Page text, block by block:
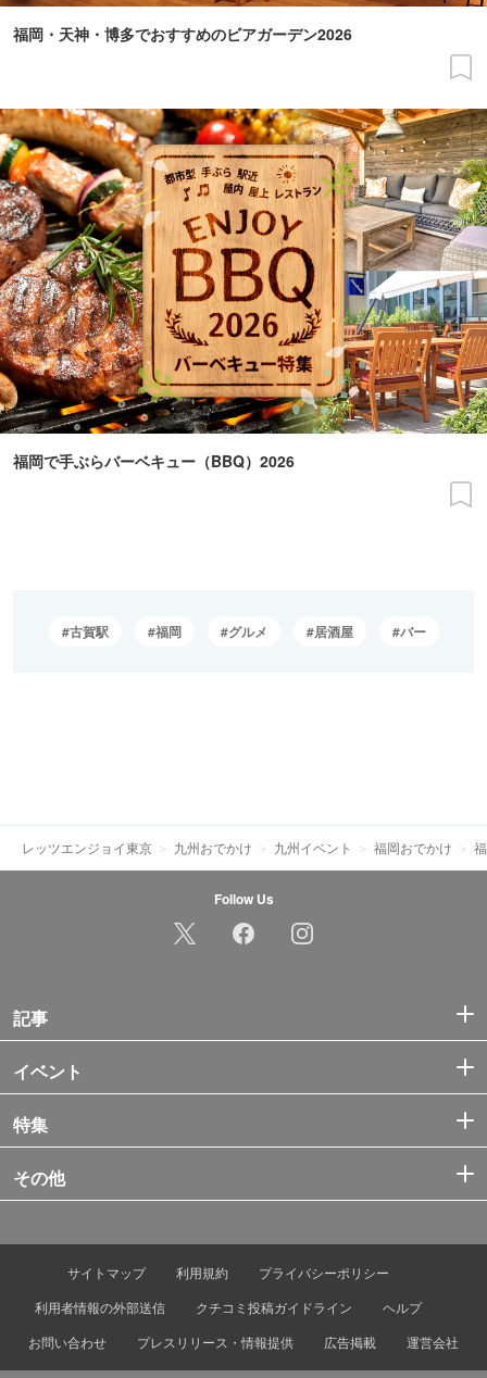
福岡・天神・博多でおすすめのビアガーデン2026
福岡で手ぶらバーベキュー（BBQ）2026
古賀駅 福岡 グルメ 居酒屋 バー
レッツエンジョイ東京 九州おでかけ 九州イベント 福岡おでかけ
Follow Us
記事
イベント
特集
その他
サイトマップ 利用規約
プライバシーポリシー
利用者情報の外部送信
クチコミ投稿ガイドライン
ヘルプ
お問い合わせ
プレスリリース・情報提供 広告掲載 運営会社